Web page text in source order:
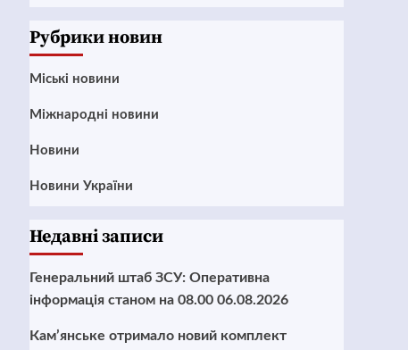
Рубрики новин
Mіські новини
Міжнародні новини
Новини
Новини України
Недавні записи
Генеральний штаб ЗСУ: Оперативна
інформація станом на 08.00 06.08.2026
Кам’янське отримало новий комплект